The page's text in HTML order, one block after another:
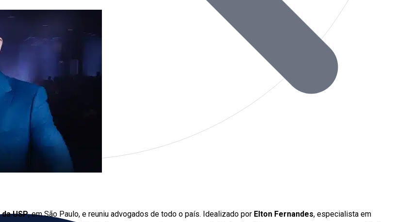
USP, em São Paulo, e reuniu advogados de todo o país. Idealizado por Elton Fernandes, especialista em